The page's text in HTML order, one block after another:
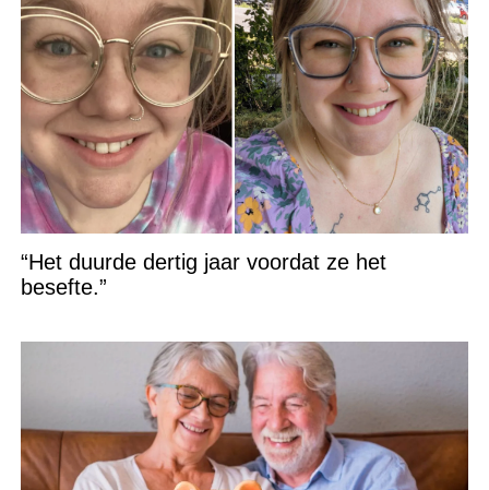
“Het duurde dertig jaar voordat ze het
besefte.”